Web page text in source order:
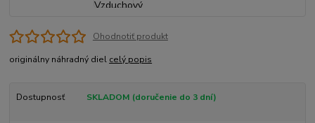
Ohodnotiť produkt
originálny náhradný diel celý popis
Dostupnosť SKLADOM (doručenie do 3 dní)